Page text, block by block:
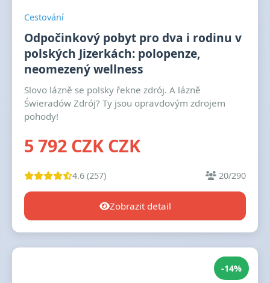
Cestování
Odpočinkový pobyt pro dva i rodinu v
polských Jizerkách: polopenze,
neomezený wellness
Slovo lázně se polsky řekne zdrój. A lázně
Świeradów Zdrój? Ty jsou opravdovým zdrojem
pohody!
5 792 CZK CZK
4.6 (257) 20/290
Zobrazit detail
-14%